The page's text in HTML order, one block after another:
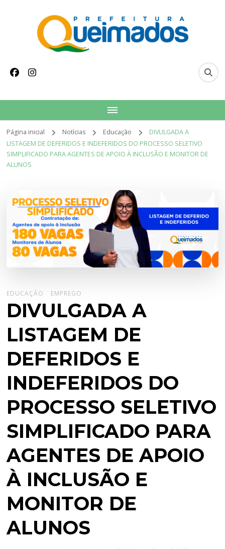
Prefeitura Municipal
Página inicial Notícias Educação
DIVULGADA A
LISTAGEM DE DEFERIDOS E INDEFERIDOS DO PROCESSO SELETIVO
SIMPLIFICADO PARA AGENTES DE APOIO À INCLUSÃO E MONITOR DE
ALUNOS
EDUCAÇÃO EMPREGO
DIVULGADA A
LISTAGEM DE
DEFERIDOS E
INDEFERIDOS DO
PROCESSO SELETIVO
SIMPLIFICADO PARA
AGENTES DE APOIO
À INCLUSÃO E
MONITOR DE
ALUNOS